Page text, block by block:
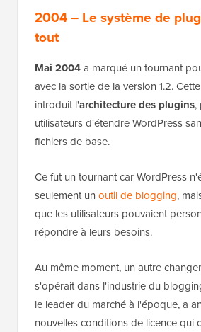
2004 – Le système de
tout
Mai 2004a marqué un tournant
avec la sortie de la version 1.2.
introduit l'architecture des plugins,
utilisateurs d'étendre WordPress
fichiers de base.
Ce fut un tournant car WordPress
seulement un outil de blogging,
que les utilisateurs pouvaient
répondre à leurs besoins.
Au même moment, un autre
s'opérait dans l'industrie du
le leader du marché à l'époque, a
nouvelles conditions de licence qui